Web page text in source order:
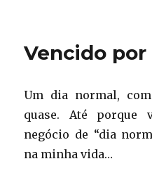
Vencido
Um dia normal,
quase. Até porque
negócio de “dia
na minha vida…